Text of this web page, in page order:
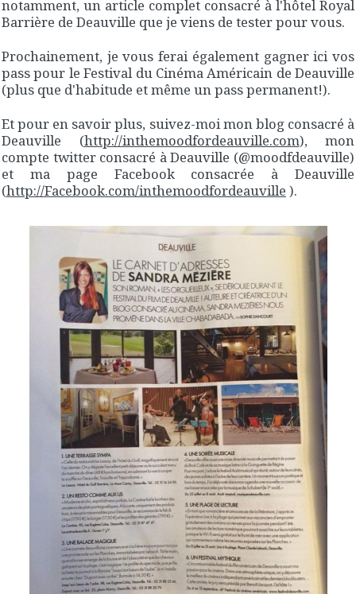
notamment, un article complet consacré à l'hôtel Royal
Barrière de Deauville que je viens de tester pour vous.
Prochainement, je vous ferai également gagner ici vos
pass pour le Festival du Cinéma Américain de Deauville
(plus que d'habitude et même un pass permanent!).
Et pour en savoir plus, suivez-moi mon blog consacré à
Deauville (http://inthemoodfordeauville.com), mon
compte twitter consacré à Deauville (@moodfdeauville)
et ma page Facebook consacrée à Deauville
(http://Facebook.com/inthemoodfordeauville ).